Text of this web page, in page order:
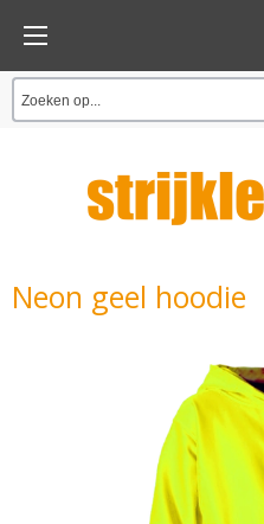
Neon geel hoodie